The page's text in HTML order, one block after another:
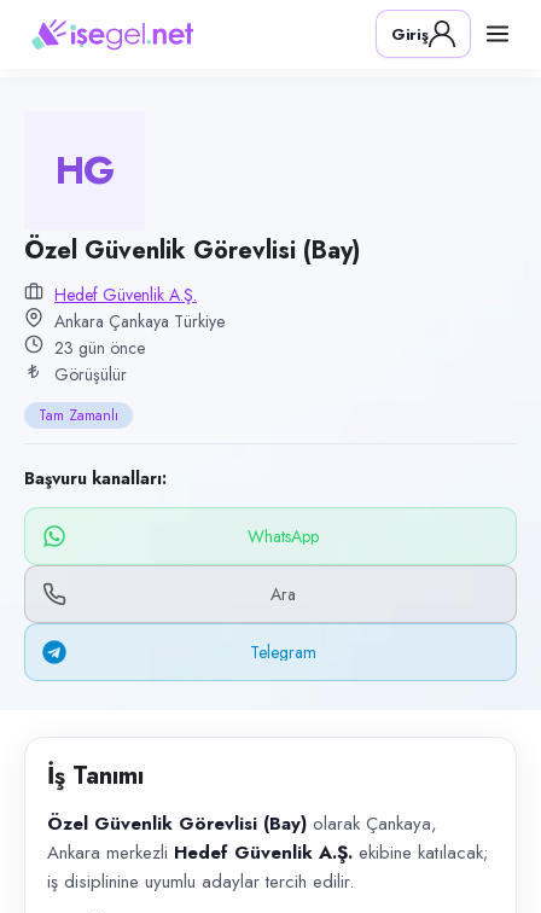
Pozisyon
Özel Güvenlik Görevlisi (Bay)
Kategori
Konum
Çankaya, Ankara
Çalışma şekli
Tam Zamanlı · Ofis
Yayın tarihi
15 Temmuz 2026
Son geçerlilik
13 Ekim 2026
Başvuru kanalları
WhatsApp, Telegram, Telefon
İlan açıklaması
Özel Güvenlik Görevlisi (Bay) olarak Çankaya, Ankara merkezli Hedef
Giriş
HG
Özel Güvenlik Görevlisi (Bay)
Hedef Güvenlik A.Ş.
Ankara Çankaya Türkiye
23 gün önce
Görüşülür
Tam Zamanlı
Başvuru kanalları:
WhatsApp
Ara
Telegram
İş Tanımı
Özel Güvenlik Görevlisi (Bay) olarak Çankaya,
Ankara merkezli Hedef Güvenlik A.Ş. ekibine katılacak;
iş disiplinine uyumlu adaylar tercih edilir.